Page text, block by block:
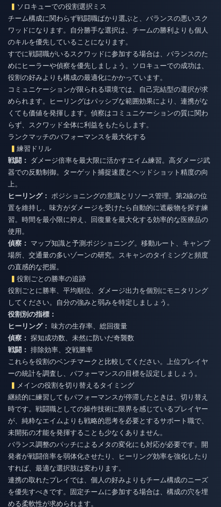
ソロキューでの役割選択ミス
チーム構成に関わらず戦闘職ばかり選ぶと、バランスの悪いスク
ワッドになります。自分勝手な選択は、チームの勝利よりも個人
のキルを優先していることになります。
すでに戦闘職がいるスクワッドに参加する場合は、バランスのた
めにヒーラーや偵察を優先しましょう。ソロキューでの成功は、
役割の好みよりも構成の最適化にかかっています。
コミュニケーションが限られる環境では、自己完結型の選択が求
められます。ヒーリングはパッシブな範囲効果により、連携がな
くても価値を発揮します。偵察はコミュニケーションの質に関わ
らず、スクワッド全体に利益をもたらします。
ランクマッチのパフォーマンスを最大化する
練習ドリル
戦闘：
ダメージ倍率を最大限に活かすエイム練習。高ダメージ武
器での反動制御。ターゲット捕捉速度とヘッドショット精度の向
上。
ヒーリング： ポジショニングの意識とリソース管理。第2線の位
置を維持し、味方がダメージを受けたら自動的に遮蔽物を探す練
習。時間を最小限に抑え、回復量を最大化する効率的な医療品の
使用。
偵察： マップ知識と予測ポジショニング。移動ルート、キャンプ
場所、交通量の多いゾーンの研究。スキャンのタイミングと頻度
の直感的な把握。
役割ごとの勝率の追跡
役割ごとに勝率、平均順位、ダメージ出力を個別にモニタリング
してください。自分の強みと弱みを特定しましょう。
役割別の指標：
ヒーリング： 味方の生存率、総回復量
偵察： 探知成功数、未然に防いだ奇襲数
戦闘： 排除効率、交戦勝率
これらを役割のベンチマークと比較してください。上位プレイヤ
ーの統計を調査し、パフォーマンスの目標を設定しましょう。
メインの役割を切り替えるタイミング
継続的に練習してもパフォーマンスが停滞したときは、切り替え
時です。戦闘職としての操作技術に限界を感じているプレイヤー
が、純粋なエイムよりも戦略的思考を必要とするサポート職で、
未開拓の才能を発揮することも少なくありません。
バランス調整のパッチによるメタの変化にも対応が必要です。開
発者が戦闘倍率を弱体化させたり、ヒーリング効率を強化したり
すれば、最適な選択肢は変わります。
連携の取れたプレイでは、個人の好みよりもチーム構成のニーズ
を優先すべきです。固定チームに参加する場合は、構成の穴を埋
める柔軟性が求められます。